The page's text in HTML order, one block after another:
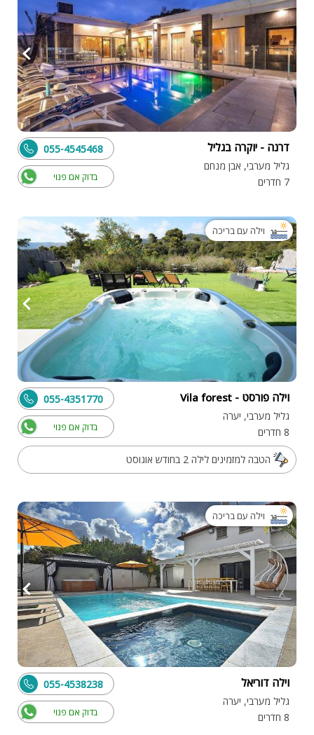
דרנה - יוקרה בגליל
גליל מערבי, אבן מנחם
7 חדרים
בדוק אם פנוי
055-4545468
וילה עם בריכה
וילה פורסט - Vila forest
גליל מערבי, יערה
8 חדרים
בדוק אם פנוי
055-4351770
הטבה למזמינים לילה 2 בחודש אוגוסט
וילה עם בריכה
וילה דוריאל
גליל מערבי, יערה
8 חדרים
בדוק אם פנוי
055-4538238